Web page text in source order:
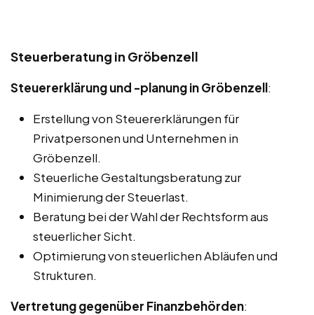
Steuerberatung in Gröbenzell
Steuererklärung und -planung in Gröbenzell:
Erstellung von Steuererklärungen für
Privatpersonen und Unternehmen in
Gröbenzell.
Steuerliche Gestaltungsberatung zur
Minimierung der Steuerlast.
Beratung bei der Wahl der Rechtsform aus
steuerlicher Sicht.
Optimierung von steuerlichen Abläufen und
Strukturen.
Vertretung gegenüber Finanzbehörden: